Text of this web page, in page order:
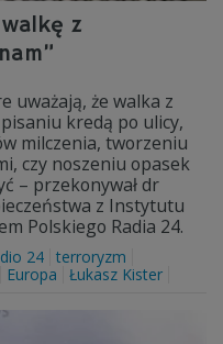
z
uważają, że walka z
kredą po ulicy,
milczenia, tworzeniu
czy noszeniu opasek
– przekonywał dr
z Instytutu
Polskiego Radia 24.
24 terroryzm
Europa Łukasz Kister